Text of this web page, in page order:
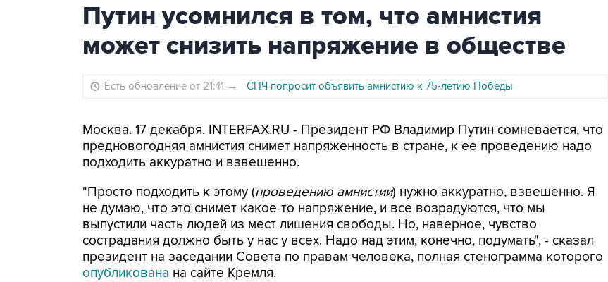
Путин усомнился в том, что амнистия
может снизить напряжение в обществе
Есть обновление от 21:41 → СПЧ попросит объявить амнистию к 75-летию Победы
Москва. 17 декабря. INTERFAX.RU - Президент РФ Владимир Путин сомневается, что
предновогодняя амнистия снимет напряженность в стране, к ее проведению надо
подходить аккуратно и взвешенно.
"Просто подходить к этому (проведению амнистии) нужно аккуратно, взвешенно. Я
не думаю, что это снимет какое-то напряжение, и все возрадуются, что мы
выпустили часть людей из мест лишения свободы. Но, наверное, чувство
сострадания должно быть у нас у всех. Надо над этим, конечно, подумать", - сказал
президент на заседании Совета по правам человека, полная стенограмма которого
опубликована на сайте Кремля.